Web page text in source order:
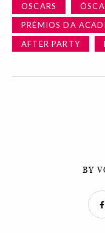
OSCARS
PRÉMIOS DA
AFTER PARTY
BY